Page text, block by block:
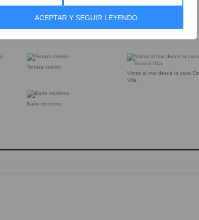
ACEPTAR Y SEGUIR LEYENDO
Esmick
Terraza interior
Vistas al mar desde la casa
Villa
Baño moderno